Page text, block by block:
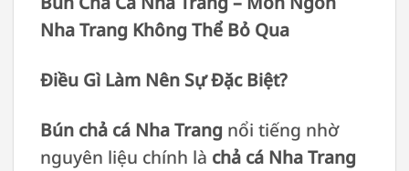
Nha Trang Không Thể Bỏ Qua
Điều Gì Làm Nên Sự Đặc Biệt?
Bún chả cá Nha Trang nổi tiếng nhờ
nguyên liệu chính là chả cá Nha Trang